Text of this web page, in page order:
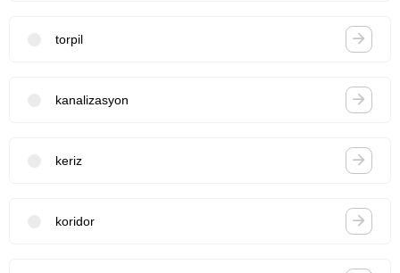
torpil
kanalizasyon
keriz
koridor